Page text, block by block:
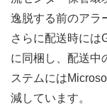
逸脱する前のアラ
さらに配送時には
に同梱し、配送中
ステムには
減しています。